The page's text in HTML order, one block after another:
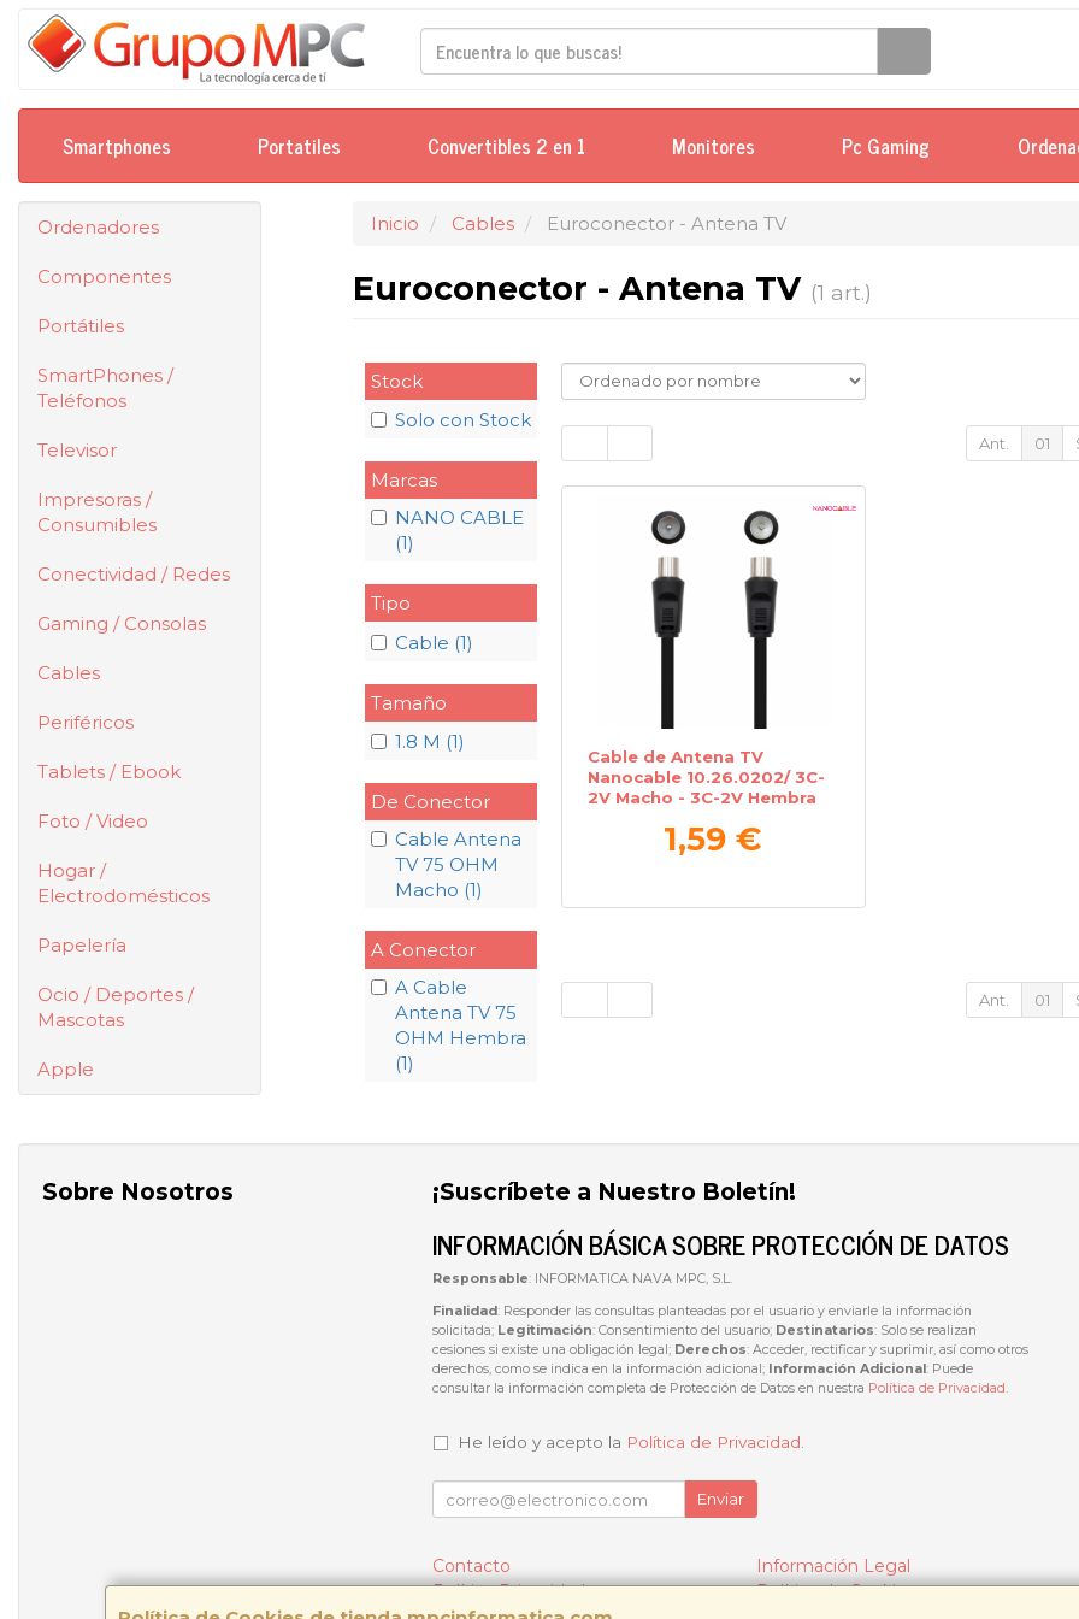
Smartphones Portatiles Convertibles 2 en 1 Monitores Pc Gaming
Ordenadores
Componentes
Portátiles
SmartPhones /
Teléfonos
Televisor
Impresoras /
Consumibles
Conectividad / Redes
Gaming / Consolas
Cables
Periféricos
Tablets / Ebook
Foto / Video
Hogar /
Electrodomésticos
Papelería
Ocio / Deportes /
Mascotas
Apple
Inicio Cables Euroconector - Antena TV
Euroconector - Antena TV (1 art.)
Stock
Solo con Stock
Marcas
NANO CABLE
(1)
Tipo
Cable (1)
Tamaño
1.8 M (1)
De Conector
Cable Antena
TV 75 OHM
Macho (1)
A Conector
A Cable
Antena TV 75
OHM Hembra
(1)
Ant. 01
Cable de Antena TV
Nanocable 10.26.0202/ 3C-
2V Macho - 3C-2V Hembra
1,59 €
Ant. 01
Sobre Nosotros ¡Suscríbete a Nuestro Boletín!
INFORMACIÓN BÁSICA SOBRE PROTECCIÓN DE DATOS
Responsable: INFORMATICA NAVA MPC, S.L.
Finalidad: Responder las consultas planteadas por el usuario y enviarle la información
solicitada; Legitimación: Consentimiento del usuario; Destinatarios: Solo se realizan
cesiones si existe una obligación legal; Derechos: Acceder, rectificar y suprimir, así como otros
derechos, como se indica en la información adicional; Información Adicional: Puede
consultar la información completa de Protección de Datos en nuestra Política de Privacidad
He leído y acepto la Política de Privacidad
Enviar
Contacto
Información Legal
Política Privacidad
Política de Cookies